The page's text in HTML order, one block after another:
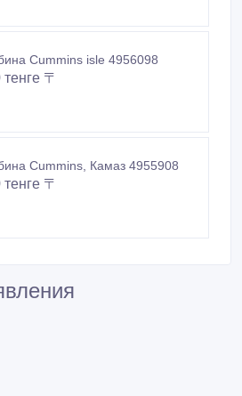
Cummins isle 4956098
〒
Cummins, Камаз 4955908
〒